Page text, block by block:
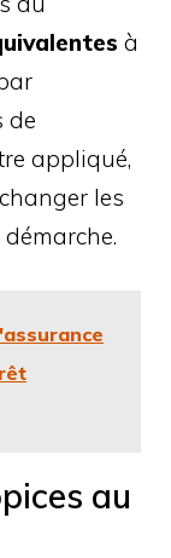
à
de
appliqué,
les
au